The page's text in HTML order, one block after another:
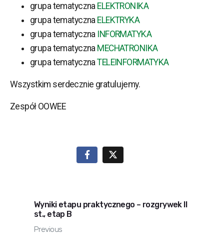
grupa tematyczna ELEKTRONIKA
grupa tematyczna ELEKTRYKA
grupa tematyczna INFORMATYKA
grupa tematyczna MECHATRONIKA
grupa tematycznaTELEINFORMATYKA
Wszystkim serdecznie gratulujemy.
Zespół OOWEE
Wyniki etapu praktycznego – rozgrywek II
st., etap B
Previous